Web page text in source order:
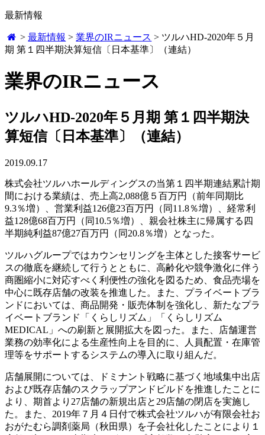
最新情報
>最新情報 >業界のIRニュース > ツルハHD-2020年５月
期 第１四半期決算短信〔日本基準〕（連結）
業界のIRニュース
ツルハHD-2020年５月期 第１四半期決
算短信〔日本基準〕（連結）
2019.09.17
株式会社ツルハホールディングスの当第１四半期連結累計期
間における業績は、売上高2,088億５百万円（前年同期比
9.3％増）、営業利益126億23百万円（同11.8％増）、経常利
益128億68百万円（同10.5％増）、親会社株主に帰属する四
半期純利益87億27百万円（同20.8％増）となった。
ツルハグループではカウンセリングを主体とした接客サービ
スの徹底を継続して行うとともに、高齢化や競争激化に伴う
商圏縮小に対応すべく利便性の強化を図るため、食品売場を
中心に既存店舗の改装を推進した。また、プライベートブラ
ンドにおいては、商品開発・販売体制を強化し、新たなプラ
イベートブランド「くらしリズム」「くらしリズム
MEDICAL」への刷新と展開拡大を図った。また、店舗運営
業務の効率化による生産性向上を目的に、人員配置・在庫管
理等をサポートするシステムの導入に取り組んだ。
店舗展開については、ドミナント戦略に基づく地域集中出店
および既存店舗のスクラップアンドビルドを推進したことに
より、期首より27店舗の新規出店と29店舗の閉店を実施し
た。また、2019年７月４日付で株式会社ツルハが有限会社お
おがたむら調剤薬局（秋田県）を子会社化したことにより１